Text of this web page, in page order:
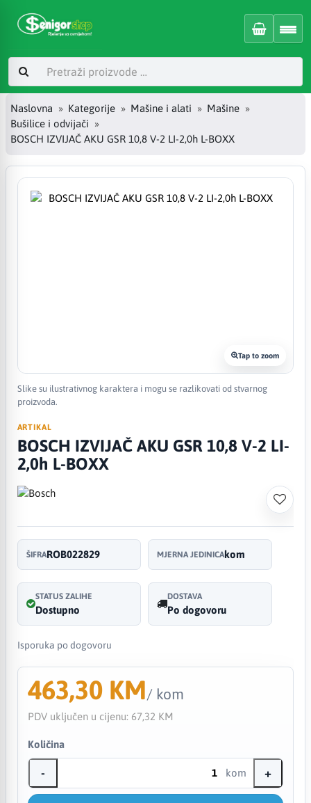
Naslovna Kategorije Mašine i alati
Mašine
Bušilice i odvijači
BOSCH IZVIJAČ AKU GSR 10,8 V-2 LI-2,0h L-BOXX
Tap to zoom
Slike su ilustrativnog karaktera i mogu se razlikovati od stvarnog
proizvoda.
ARTIKAL
BOSCH IZVIJAČ AKU GSR 10,8 V-2 LI-
2,0h L-BOXX
ŠIFRAROB022829 MJERNA JEDINICAkom
STATUS ZALIHE
Dostupno
DOSTAVA
Po dogovoru
Isporuka po dogovoru
463,30 KM/ kom
PDV uključen u cijenu: 67,32 KM
Količina
- kom +